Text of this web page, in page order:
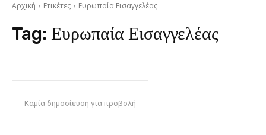
Αρχική Ετικέτες Ευρωπαία Εισαγγελέας
Tag: Ευρωπαία Εισαγγελέας
Καμία δημοσίευση για προβολή